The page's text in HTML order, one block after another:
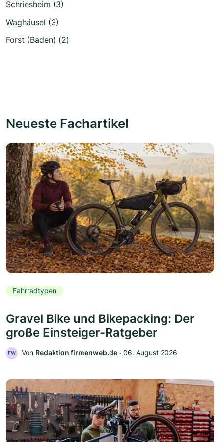
Schriesheim (3)
Waghäusel (3)
Forst (Baden) (2)
Neueste Fachartikel
Fahrradtypen
Gravel Bike und Bikepacking: Der
große Einsteiger-Ratgeber
FW Von Redaktion firmenweb.de ‧ 06. August 2026